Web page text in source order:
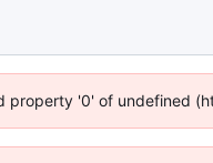
property '0' of undefined